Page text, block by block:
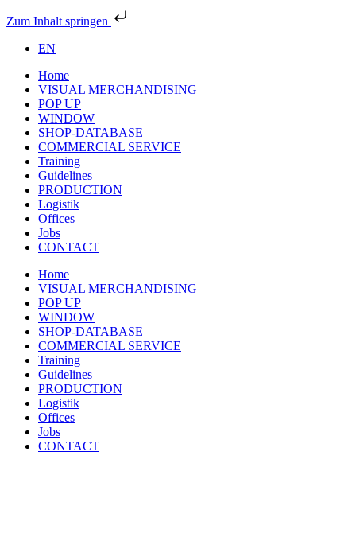
Zum Inhalt springen
EN
Home
VISUAL MERCHANDISING
POP UP
WINDOW
SHOP-DATABASE
COMMERCIAL SERVICE
Training
Guidelines
PRODUCTION
Logistik
Offices
Jobs
CONTACT
Home
VISUAL MERCHANDISING
POP UP
WINDOW
SHOP-DATABASE
COMMERCIAL SERVICE
Training
Guidelines
PRODUCTION
Logistik
Offices
Jobs
CONTACT